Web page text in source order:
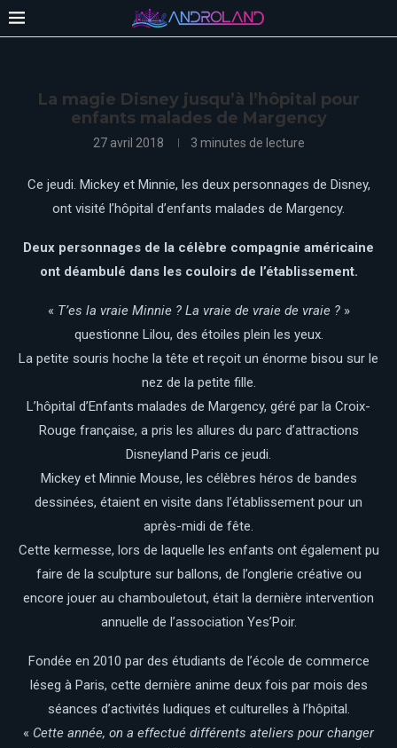
La magie Disney jusqu’à l’hôpital pour
enfants malades de Margency
27 avril 2018 3 minutes de lecture
Ce jeudi. Mickey et Minnie, les deux personnages de Disney,
ont visité l’hôpital d’enfants malades de Margency.
Deux personnages de la célèbre compagnie américaine
ont déambulé dans les couloirs de l’établissement.
« T’es la vraie Minnie ? La vraie de vraie de vraie ?»
questionne Lilou, des étoiles plein les yeux.
La petite souris hoche la tête et reçoit un énorme bisou sur le
nez de la petite fille.
L’hôpital d’Enfants malades de Margency, géré par la Croix-
Rouge française, a pris les allures du parc d’attractions
Disneyland Paris ce jeudi.
Mickey et Minnie Mouse, les célèbres héros de bandes
dessinées, étaient en visite dans l’établissement pour un
après-midi de fête.
Cette kermesse, lors de laquelle les enfants ont également pu
faire de la sculpture sur ballons, de l’onglerie créative ou
encore jouer au chambouletout, était la dernière intervention
annuelle de l’association Yes’Poir.
Fondée en 2010 par des étudiants de l’école de commerce
Iéseg à Paris, cette dernière anime deux fois par mois des
séances d’activités ludiques et culturelles à l’hôpital.
« Cette année, on a effectué différents ateliers pour changer